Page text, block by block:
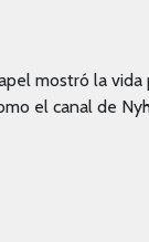
mostró la
el canal de